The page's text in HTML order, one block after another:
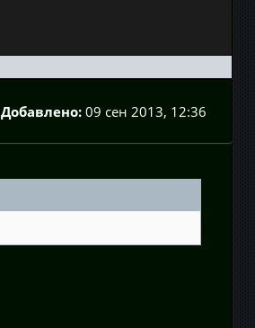
Добавлено: 09 сен 2013, 12:36